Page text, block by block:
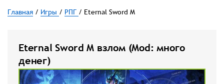
Главная / Игры / РПГ / Eternal Sword M
Eternal Sword M взлом (Mod: много
денег)